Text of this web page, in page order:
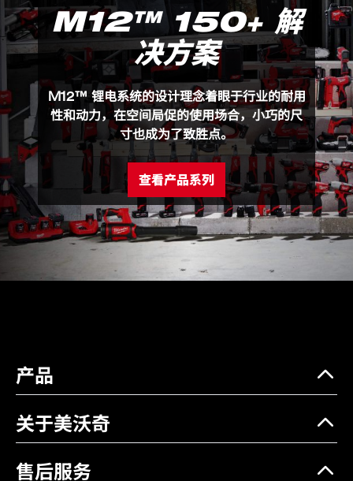
提升高强度作业下的钻孔能力
适用于电力维修、机械制造、管道作业等需求
包装详情 M12 BLPDRC-0C0
M12 BLPDRC-0C0 (1)
产品规格
最大空载转速 RPM/MIN 1,550
冲击频率IPM/MIN 23,250
扭力(Nm) 40
长度(cm) 142
0.8
M12™ 150+ 解
决方案
M12™ 锂电系统的设计理念着眼于行业的耐用
性和动力，在空间局促的使用场合，小巧的尺
寸也成为了致胜点。
查看产品系列
产品
关于美沃奇
售后服务